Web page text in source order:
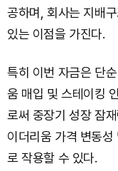
공하며, 회사는 지배
있는 이점을 가진다.
특히 이번 자금은 단
움 매입 및 스테이킹
로써 중장기 성장 잠
이더리움 가격 변동
로 작용할 수 있다.